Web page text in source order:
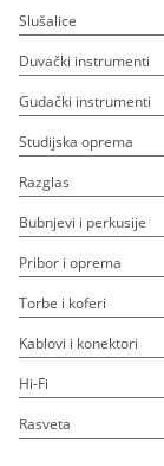
Slušalice
Duvački instrumenti
Gudački instrumenti
Studijska oprema
Razglas
Bubnjevi i perkusije
Pribor i oprema
Torbe i koferi
Kablovi i konektori
Hi-Fi
Rasveta